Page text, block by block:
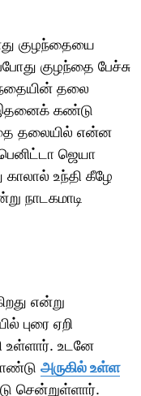
குழந்தையை
குழந்தை பேச்சு
தலை
இதனைக் கண்டு
தலையில் என்ன
ஜெயா
உந்தி கீழே
நாடகமாடி
என்று
புரை ஏறி
உள்ளார். உடனே
அருகில் உள்ள
சென்றுள்ளார்.